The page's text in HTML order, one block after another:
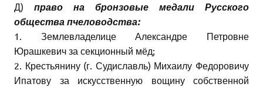
Д) право на бронзовые медали Русского
общества пчеловодства:
1. Землевладелице Александре Петровне
Юрашкевич за секционный мёд;
2. Крестьянину (г. Судиславль) Михаилу Федоровичу
Ипатову за искусственную вощину собственной